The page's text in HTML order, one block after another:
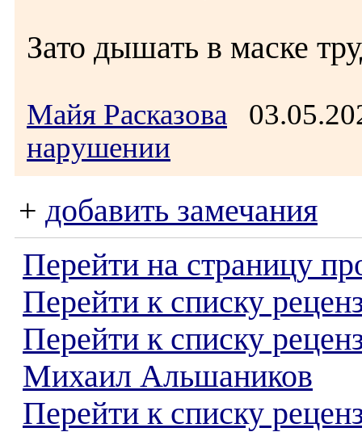
Зато дышать в маске
Майя Расказова
нарушении
+ добавить замечания
Перейти на страницу
Перейти к списку
Перейти к списку
Михаил Альшаников
Перейти к списку